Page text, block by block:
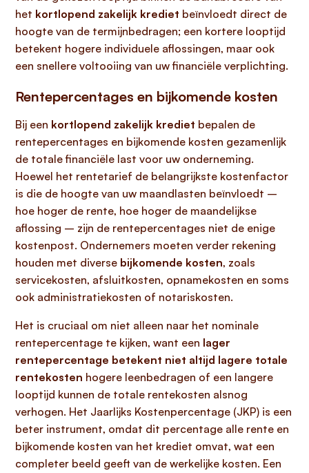
het kortlopend zakelijk krediet beïnvloedt direct de
hoogte van de termijnbedragen; een kortere looptijd
betekent hogere individuele aflossingen, maar ook
een snellere voltooiing van uw financiële verplichting.
Rentepercentages en bijkomende kosten
Bij een kortlopend zakelijk krediet bepalen de
rentepercentages en bijkomende kosten gezamenlijk
de totale financiële last voor uw onderneming.
Hoewel het rentetarief de belangrijkste kostenfactor
is die de hoogte van uw maandlasten beïnvloedt –
hoe hoger de rente, hoe hoger de maandelijkse
aflossing – zijn de rentepercentages niet de enige
kostenpost. Ondernemers moeten verder rekening
houden met diverse bijkomende kosten, zoals
servicekosten, afsluitkosten, opnamekosten en soms
ook administratiekosten of notariskosten.
Het is cruciaal om niet alleen naar het nominale
rentepercentage te kijken, want een lager
rentepercentage betekent niet altijd lagere totale
rentekosten hogere leenbedragen of een langere
looptijd kunnen de totale rentekosten alsnog
verhogen. Het Jaarlijks Kostenpercentage (JKP) is een
beter instrument, omdat dit percentage alle rente en
bijkomende kosten van het krediet omvat, wat een
completer beeld geeft van de werkelijke kosten. Een